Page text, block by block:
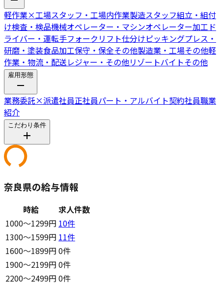
軽作業×工場スタッフ・工場内作業製造スタッフ組立・組付
け検査・検品機械オペレーター・マシンオペレーター加工 ド
ライバー・運転手フォークリフト仕分けピッキングプレス・
研磨・塗装食品加工保守・保全その他製造業・工場その他軽
作業・物流・配送レジャー・その他リゾートバイトその他
雇用形態
業務委託×派遣社員正社員パート・アルバイト契約社員職業
紹介
こだわり条件
奈良県の給与情報
時給
求人件数
1000〜1299円 10件
1300〜1599円 11件
1600〜1899円 0件
1900〜2199円 0件
2200〜2499円 0件